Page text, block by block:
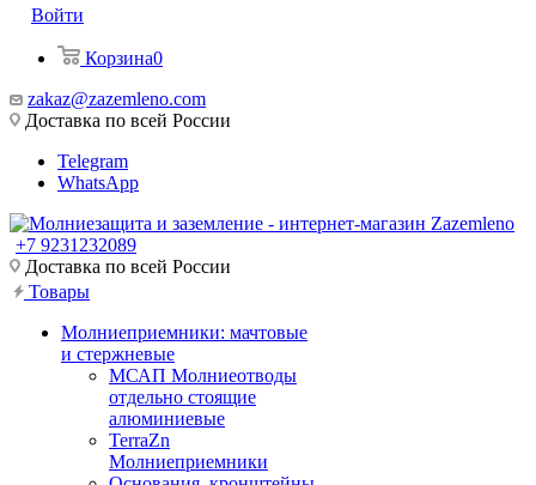
Войти
Корзина0
zakaz@zazemleno.com
Доставка по всей России
Telegram
WhatsApp
+7 9231232089
Доставка по всей России
Товары
Молниеприемники: мачтовые
и стержневые
МСАП Молниеотводы
отдельно стоящие
алюминиевые
TerraZn
Молниеприемники